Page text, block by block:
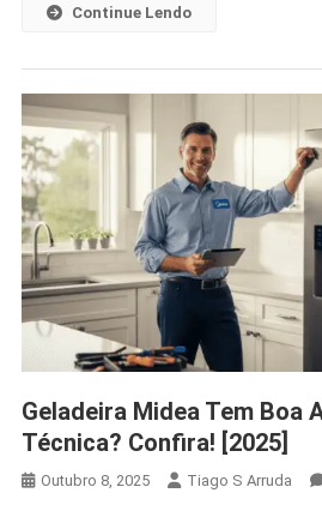
Continue Lendo
Geladeira Midea Tem Boa
Técnica? Confira! [2025]
Outubro 8, 2025 Tiago S Arruda